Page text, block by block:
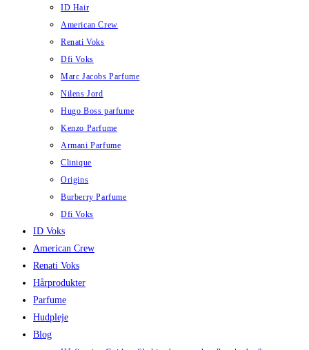
ID Hair
American Crew
Renati Voks
Dfi Voks
Marc Jacobs Parfume
Nilens Jord
Hugo Boss parfume
Kenzo Parfume
Armani Parfume
Clinique
Origins
Burberry Parfume
Dfi Voks
ID Voks
American Crew
Renati Voks
Hårprodukter
Parfume
Hudpleje
Blog